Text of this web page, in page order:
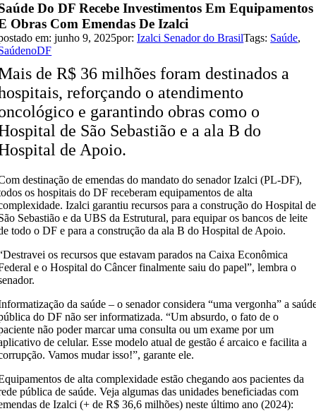
Do DF Recebe Investimentos Em Equipamentos
Obras Com Emendas De Izalci
em: junho 9, 2025por:Izalci Senador do BrasilTags: Saúde,
de R$ 36 milhões foram destinados a
reforçando o atendimento
e garantindo obras como o
de São Sebastião e a ala B do
de Apoio.
destinação de emendas do mandato do senador Izalci (PL-DF),
os hospitais do DF receberam equipamentos de alta
Izalci garantiu recursos para a construção do Hospital de
Sebastião e da UBS da Estrutural, para equipar os bancos de leite
todo o DF e para a construção da ala B do Hospital de Apoio.
os recursos que estavam parados na Caixa Econômica
e o Hospital do Câncer finalmente saiu do papel”, lembra o
da saúde – o senador considera “uma vergonha” a
do DF não ser informatizada. “Um absurdo, o fato de o
não poder marcar uma consulta ou um exame por um
de celular. Esse modelo atual de gestão é arcaico e facilita a
Vamos mudar isso!”, garante ele.
de alta complexidade estão chegando aos pacientes da
pública de saúde. Veja algumas das unidades beneficiadas com
de Izalci (+ de R$ 36,6 milhões) neste último ano (2024):